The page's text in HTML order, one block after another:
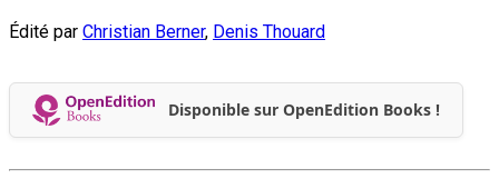
Édité par Christian Berner, Denis Thouard
Disponible sur OpenEdition Books !